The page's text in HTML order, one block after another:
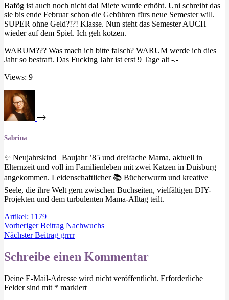
Bafög ist auch noch nicht da! Miete wurde erhöht. Uni schreibt das
sie bis ende Februar schon die Gebühren fürs neue Semester will.
SUPER ohne Geld?!?! Klasse. Nun steht das Semester AUCH
wieder auf dem Spiel. Ich geh kotzen.
WARUM??? Was mach ich bitte falsch? WARUM werde ich dies
Jahr so bestraft. Das Fucking Jahr ist erst 9 Tage alt -.-
Views: 9
Sabrina
✨ Neujahrskind | Baujahr ’85 und dreifache Mama, aktuell in
Elternzeit und voll im Familienleben mit zwei Katzen in Duisburg
angekommen. Leidenschaftlicher 📚 Bücherwurm und kreative
Seele, die ihre Welt gern zwischen Buchseiten, vielfältigen DIY-
Projekten und dem turbulenten Mama-Alltag teilt.
Artikel: 1179
VorherigerBeitrag Nachwuchs
NächsterBeitrag grrrr
Schreibe einen Kommentar
Deine E-Mail-Adresse wird nicht veröffentlicht. Erforderliche
Felder sind mit * markiert